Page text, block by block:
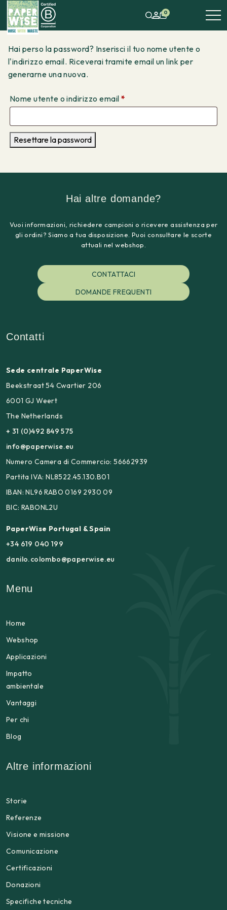
0
Hai perso la password? Inserisci il tuo nome utente o
l'indirizzo email. Riceverai tramite email un link per
generarne una nuova.
Nome utente o indirizzo email *
Resettare la password
Hai altre domande?
Vuoi informazioni, richiedere campioni o ricevere assistenza per
gli ordini? Siamo a tua disposizione. Puoi consultare le scorte
attuali nel webshop.
CONTATTACI
DOMANDE FREQUENTI
Contatti
Sede centrale PaperWise
Beekstraat 54 Cwartier 206
6001 GJ Weert
The Netherlands
+ 31 (0)492 849 575
info@paperwise.eu
Numero Camera di Commercio: 56662939
Partita IVA: NL8522.45.130.B01
IBAN: NL96 RABO 0169 2930 09
BIC: RABONL2U
PaperWise Portugal & Spain
+34 619 040 199
danilo.colombo@paperwise.eu
Menu
Home
Webshop
Applicazioni
Impatto
ambientale
Vantaggi
Per chi
Blog
Altre informazioni
Storie
Referenze
Visione e missione
Comunicazione
Certificazioni
Donazioni
Specifiche tecniche